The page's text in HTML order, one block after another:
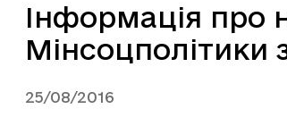
Інформація про
Мінсоцполітики
25/08/2016